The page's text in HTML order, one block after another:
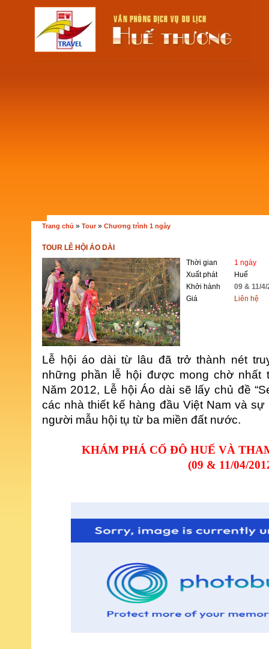
Trang chủ » Tour» Chương trình 1 ngày
TOUR LỄ HỘI ÁO DÀI
Thời gian
1 ngày
Xuất phát
Huế
Khởi hành
09 & 11/4/
Giá
Liên hệ
Lễ hội áo dài từ lâu đã trở thành nét
những phần lễ hội được mong chờ nhất
Năm 2012, Lễ hội Áo dài sẽ lấy chủ đề
các nhà thiết kế hàng đầu Việt Nam và
người mẫu hội tụ từ ba miền đất nước.
KHÁM PHÁ CỐ ĐÔ HUẾ VÀ
(09 & 11/04/